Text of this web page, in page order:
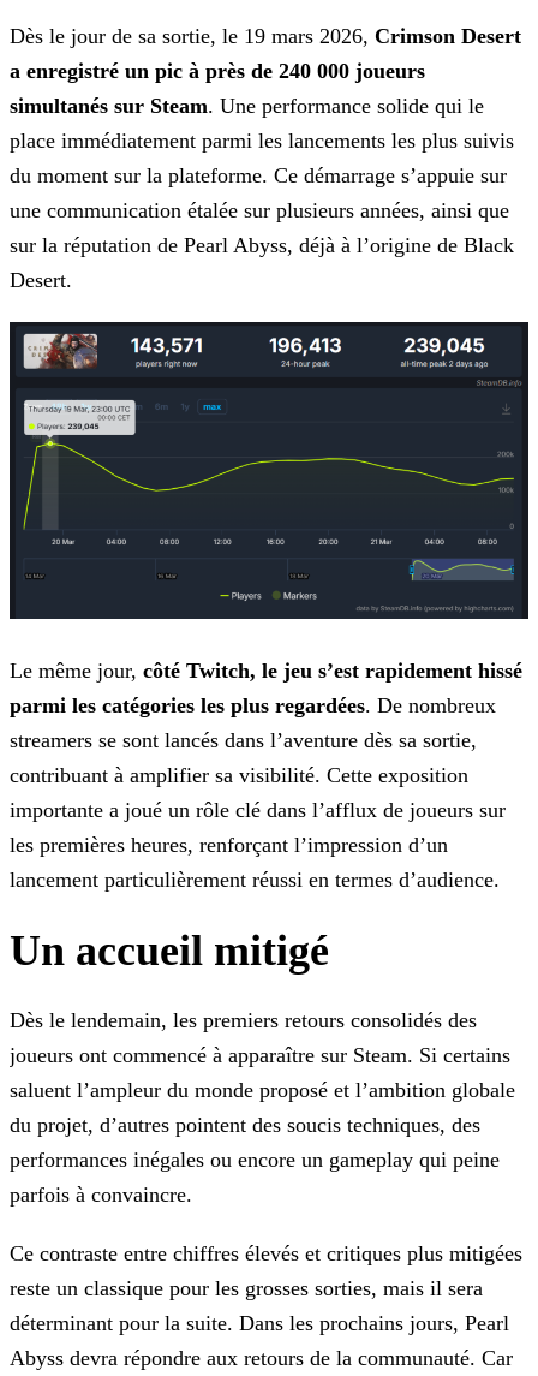
Dès le jour de sa sortie, le 19 mars 2026, Crimson Desert
a enregistré un pic à près de 240 000 joueurs
simultanés sur Steam. Une performance solide qui le
place immédiatement parmi les lancements les plus suivis
du moment sur la plateforme. Ce démarrage s’appuie sur
une communication étalée sur plusieurs années, ainsi que
sur la réputation de Pearl Abyss, déjà à l’origine de Black
Desert.
Le même jour, côté Twitch, le jeu s’est rapidement hissé
parmi les catégories les plus regardées. De nombreux
streamers se sont lancés dans l’aventure dès sa sortie,
contribuant à amplifier sa visibilité. Cette exposition
importante a joué un rôle clé dans l’afflux de joueurs sur
les premières heures, renforçant l’impression d’un
lancement particulièrement réussi en termes d’audience.
Un accueil mitigé
Dès le lendemain, les premiers retours consolidés des
joueurs ont commencé à apparaître sur Steam. Si certains
saluent l’ampleur du monde proposé et l’ambition globale
du projet, d’autres pointent des soucis techniques, des
performances inégales ou encore un gameplay qui peine
parfois à convaincre.
Ce contraste entre chiffres élevés et critiques plus mitigées
reste un classique pour les grosses sorties, mais il sera
déterminant pour la suite. Dans les prochains jours, Pearl
Abyss devra répondre aux retours de la communauté. Car